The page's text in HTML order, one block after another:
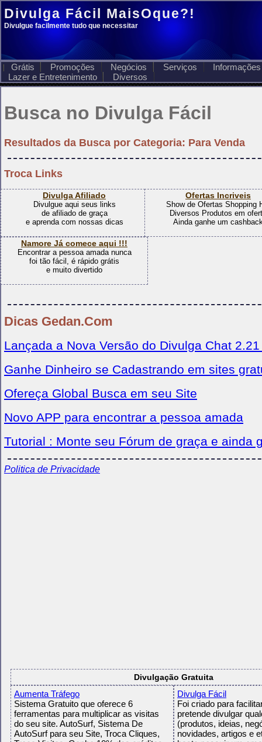
Divulga Fácil MaisOque?!
Divulgue facilmente tudo que necessitar
Grátis Promoções Negócios Serviços
Informações
Lazer e Entretenimento
Diversos
Busca no Divulga Fácil
Resultados da Busca por Categoria: Para Venda
Troca Links
Divulga Afiliado
Divulgue aqui seus links
de afiliado de graça
e aprenda com nossas dicas
Ofertas Incriveis
Show de Ofertas Shopping
Diversos Produtos em
Ainda ganhe um
Namore Já comece aqui !!!
Encontrar a pessoa amada nunca
foi tão fácil, é rápido grátis
e muito divertido
Dicas Gedan.Com
Lançada a Nova Versão do Divulga Chat
Ganhe Dinheiro se Cadastrando em sites
Ofereça Global Busca em seu Site
Novo APP para encontrar a pessoa amada
Tutorial : Monte seu Fórum de graça e ainda
Politica de Privacidade